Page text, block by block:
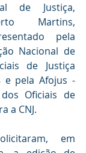
de Justiça,
Martins,
pela
Nacional de
de Justiça
e pela Afojus -
Oficiais de
a CNJ.
em